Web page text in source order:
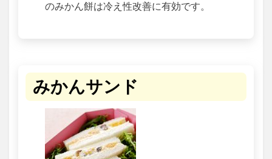
のみかん餅は冷え性改善に有効です。
みかんサンド